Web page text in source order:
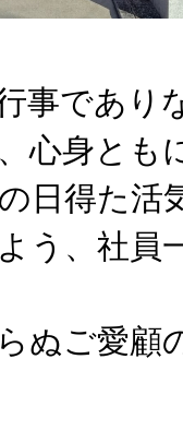
事であり
心身とも
日得た活
う、社員
ぬご愛顧